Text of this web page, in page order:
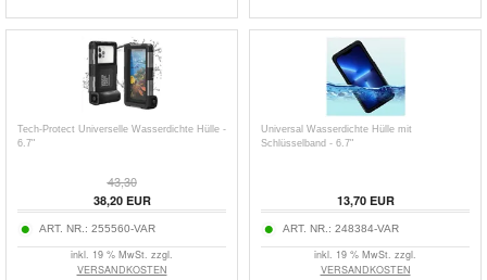
Tech-Protect Universelle Wasserdichte Hülle -
6.7"
43,30
38,20EUR
ART. NR.: 255560-VAR
inkl. 19 % MwSt. zzgl.
VERSANDKOSTEN
Universal Wasserdichte Hülle mit
Schlüsselband - 6.7"
13,70EUR
ART. NR.: 248384-VAR
inkl. 19 % MwSt. zzgl.
VERSANDKOSTEN